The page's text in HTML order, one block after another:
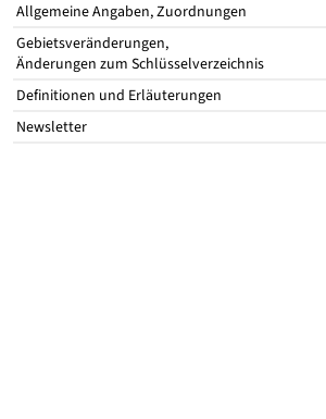
Allgemeine Angaben, Zuordnungen
Gebietsveränderungen,
Änderungen zum Schlüsselverzeichnis
Definitionen und Erläuterungen
Newsletter